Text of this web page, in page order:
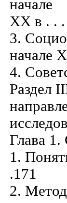
начале
XX в . .
3.
начале
4.
Раздел
Глава 1.
1.
.171
2.